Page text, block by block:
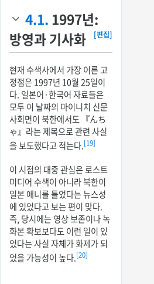
4.1. 1997년:
방영과 기사화
[편집]
현재 수색사에서 가장 이른 고
정점은 1997년 10월 25일이
다. 일본어·한국어 자료들은
모두 이 날짜의 마이니치 신문
사회면이 북한에서도 『んち
ゃ』라는 제목으로 관련 사실
을 보도했다고 적는다.[19]
이 시점의 대중 관심은 로스트
미디어 수색이 아니라 북한이
일본 애니를 틀었다는 뉴스성
에 있었다고 보는 편이 맞다.
즉, 당시에는 영상 보존이나 녹
화본 확보보다도 이런 일이 있
었다는 사실 자체가 화제가 되
었을 가능성이 높다.[20]